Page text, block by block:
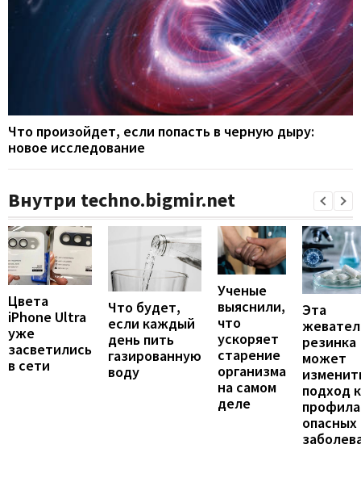
Что произойдет, если попасть в черную дыру:
новое исследование
Внутри techno.bigmir.net
Цвета
iPhone Ultra
уже
засветились
в сети
Что будет,
если каждый
день пить
газированную
воду
Ученые
выяснили,
что
ускоряет
старение
организма
на самом
деле
Эта
резинка
может
подход к
опасных